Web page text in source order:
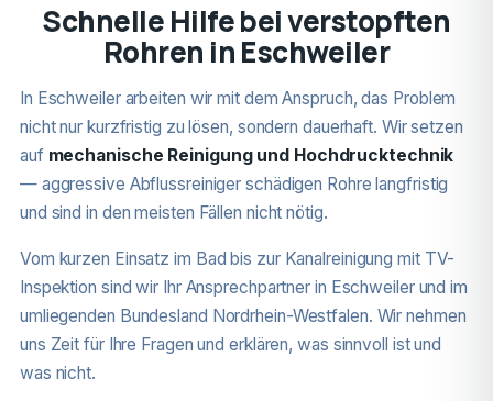
Schnelle Hilfe bei verstopften
Rohren in Eschweiler
In Eschweiler arbeiten wir mit dem Anspruch, das Problem
nicht nur kurzfristig zu lösen, sondern dauerhaft. Wir setzen
auf mechanische Reinigung und Hochdrucktechnik
— aggressive Abflussreiniger schädigen Rohre langfristig
und sind in den meisten Fällen nicht nötig.
Vom kurzen Einsatz im Bad bis zur Kanalreinigung mit TV-
Inspektion sind wir Ihr Ansprechpartner in Eschweiler und im
umliegenden Bundesland Nordrhein-Westfalen. Wir nehmen
uns Zeit für Ihre Fragen und erklären, was sinnvoll ist und
was nicht.